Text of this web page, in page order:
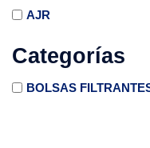
AJR
Categorías
BOLSAS